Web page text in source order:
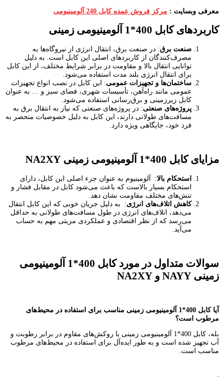
معرفی وبسایت : مرکز فروش عمده کابل 240 آلومینیومی
کاربردهای کابل 400*1 آلومینیومی زمینی
صنعت برق: در صنعت برق، انتقال انرژی از نیروگاه‌ها به
مصرف‌کنندگان از کاربردهای اصلی این کابل است. به دلیل
توانایی انتقال بالا و مقاومت در برابر شرایط مختلف، از این کابل
برای انتقال انرژی بلند مدت استفاده می‌شود.
ساختمان‌ها و تجهیزات عمومی: این کابل در نصب انواع تجهیزات
عمومی مانند راه‌آهن، تأسیسات شهری، فضای سبز و … به عنوان
کابل زیرزمینی و برق‌رسانی استفاده می‌شود.
پروژه‌های صنعتی: در پروژه‌های صنعتی که نیاز به انتقال برق به
مسافت‌های طولانی دارند، این کابل به دلیل خصوصیات منحصر به
فرد خود، جایگاهی ویژه دارد.
مزایای کابل 400*1 آلومینیومی زمینی NA2XY
استحکام بالا: آلومینیوم به عنوان جزء اصلی این کابل، دارای
استحکام بسیار بالاست که باعث می‌شود کابل در مقابل فشار و
تنش‌های مختلف مقاومت نشان دهد.
کاهش اتلاف‌های انرژی: به دلیل جریان خوبی که این کابل انتقال
می‌دهد، اتلاف‌های انرژی در طول مسافت‌های طولانی به حداقل
می‌رسد که از نظر اقتصادی و عملکردی مزیتی مهم به حساب
می‌آید.
سوالات متداول در مورد کابل 400*1 آلومینیومی
زمینی NAYY و NA2XY
آیا کابل 400*1 آلومینیومی زمینی مناسب برای استفاده در محیط‌های
مرطوب است؟
بله، کابل 400*1 آلومینیومی زمینی با روکش‌های مقاوم در برابر رطوبت و
آب تجهیز شده است و به طور ایده‌آل برای استفاده در محیط‌های مرطوب
مناسب است.